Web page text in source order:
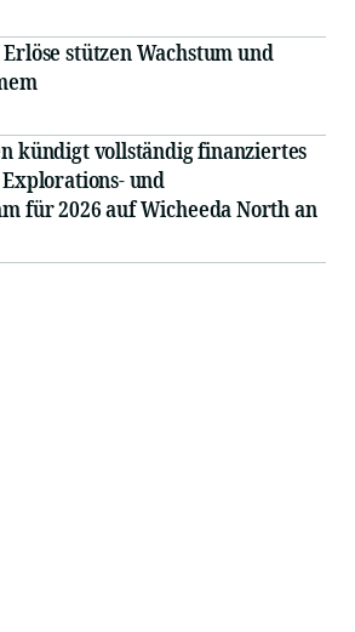
stützen Wachstum und
kündigt vollständig finanziertes
und
für 2026 auf Wicheeda North an